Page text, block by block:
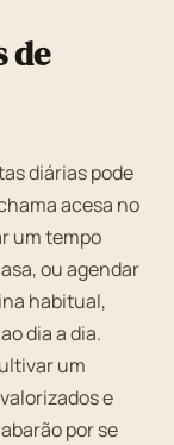
de
diárias pode
acesa no
um tempo
ou agendar
habitual,
dia a dia.
um
e
por se